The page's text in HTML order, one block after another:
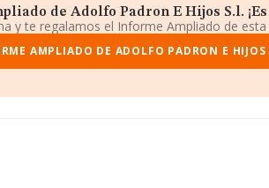
con la empresa a través del teléfono
Padron e Hijos S.L, CIF B38338729, se
Garcia núm. 49, (38300), La Orotava, en
de los datos de hasta 14.916
de Adolfo Padron E Hijos S.l.
y te regalamos el Informe Ampliado de esta
AMPLIADO DE ADOLFO PADRON E HIJOS